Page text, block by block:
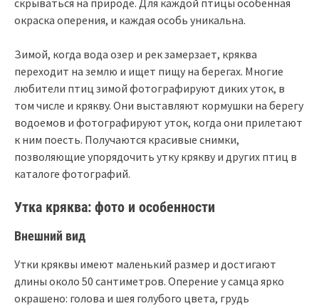
окраска оперения, и каждая особь уникальна.
Зимой, когда вода озер и рек замерзает, кряква
переходит на землю и ищет пищу на берегах. Многие
любители птиц зимой фотографируют диких уток, в
том числе и крякву. Они выставляют кормушки на берегу
водоемов и фотографируют уток, когда они прилетают
к ним поесть. Получаются красивые снимки,
позволяющие упорядочить утку крякву и других птиц в
каталоге фотографий.
Утка кряква: фото и особенности
Внешний вид
Утки кряквы имеют маленький размер и достигают
длины около 50 сантиметров. Оперение у самца ярко
окрашено: голова и шея голубого цвета, грудь